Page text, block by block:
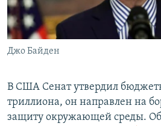
ПОБЕДИТЕЛЕЙ НЕ СУДЯТ?
КРЫМ.НЕПОКОРЕННЫЙ
ELIFBE
ПРИСОЕДИНЯЙТЕСЬ!
Все сайты RFE/RL
Джо Байден
В США Сенат утвердил
триллиона, он направлен на
защиту окружающей среды.